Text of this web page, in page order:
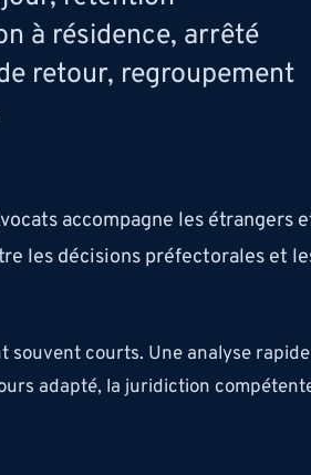
à résidence, arrêté
retour, regroupement
accompagne les étrangers
les décisions préfectorales et
souvent courts. Une analyse
adapté, la juridiction